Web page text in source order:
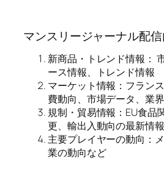
マンスリージャーナル配
新商品・トレンド情報：
ース情報、トレンド情報
マーケット情報：フラン
費動向、市場データ、業
規制・貿易情報：EU食品
更、輸出入動向の最新情報
主要プレイヤーの動向：
業の動向など